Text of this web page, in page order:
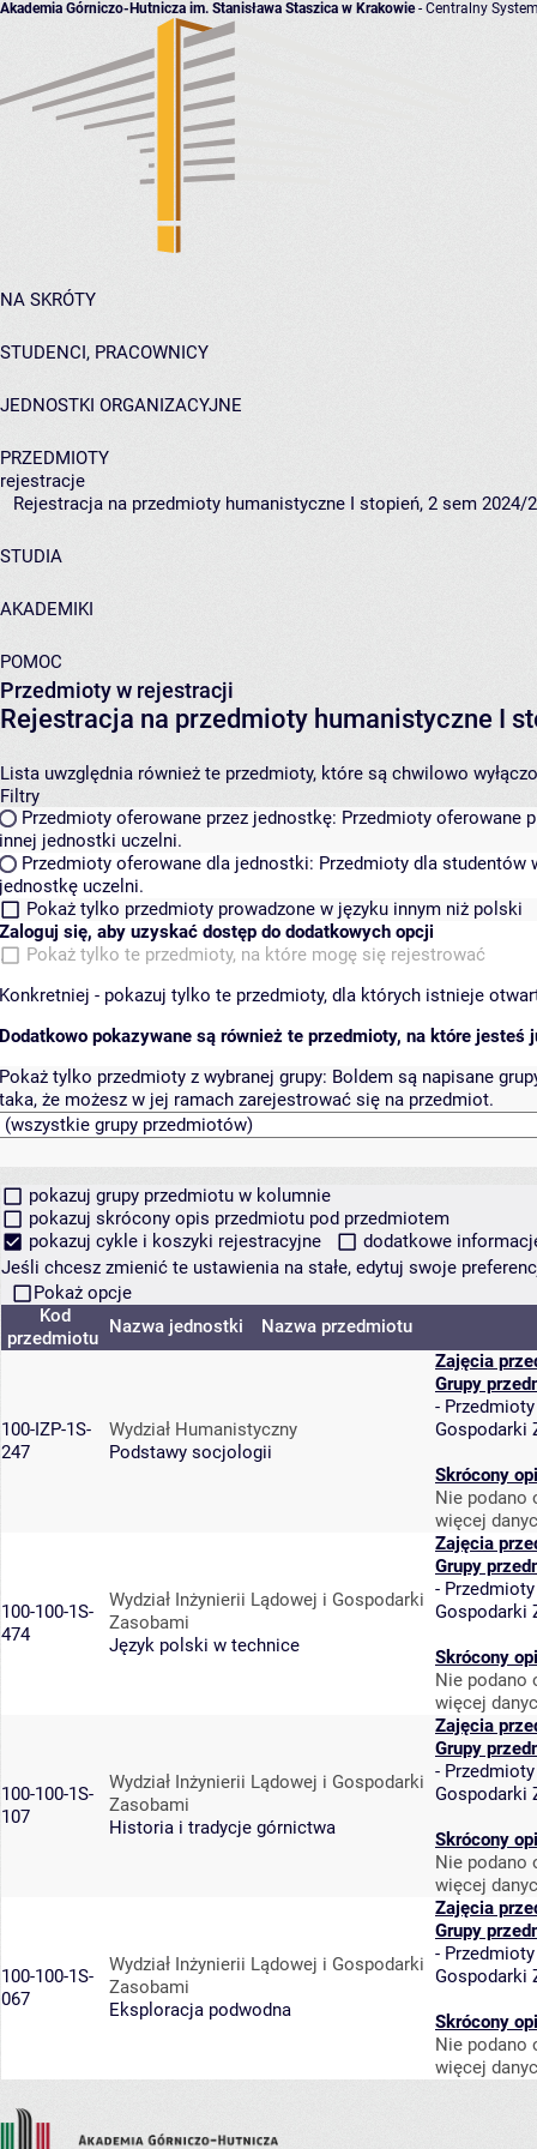
Akademia Górniczo-Hutnicza im. Stanisława Staszica w Krakowie- Centralny
NA SKRÓTY
STUDENCI, PRACOWNICY
JEDNOSTKI ORGANIZACYJNE
PRZEDMIOTY
rejestracje
Rejestracja na przedmioty humanistyczne I stopień, 2 sem 2024/
STUDIA
AKADEMIKI
POMOC
Przedmioty w rejestracji
Rejestracja na przedmioty humanistyczne I
Lista uwzględnia również te przedmioty, które są chwilowo
Filtry
Przedmioty oferowane przez jednostkę: Przedmioty oferowane
innej jednostki uczelni.
Przedmioty oferowane dla jednostki: Przedmioty dla studentów
jednostkę uczelni.
Pokaż tylko przedmioty prowadzone w języku innym niż polski
Zaloguj się, aby uzyskać dostęp do dodatkowych opcji
Pokaż tylko te przedmioty, na które mogę się rejestrować
Konkretniej - pokazuj tylko te przedmioty, dla których istnieje
Dodatkowo pokazywane są również te przedmioty, na które jesteś
Pokaż tylko przedmioty z wybranej grupy: Boldem są napisane
taka, że możesz w jej ramach zarejestrować się na przedmiot.
pokazuj grupy przedmiotu w kolumnie
pokazuj skrócony opis przedmiotu pod przedmiotem
pokazuj cykle i koszyki rejestracyjne
dodatkowe
Jeśli chcesz zmienić te ustawienia na stałe, edytuj swoje
Pokaż opcje
Kod
przedmiotu
Nazwa jednostki Nazwa przedmiotu
100-IZP-1S-
247
Wydział Humanistyczny
Podstawy socjologii
Zajęcia
Grupy
-
Gospodarki
Skrócony
Nie podano
więcej
100-100-1S-
474
Wydział Inżynierii Lądowej i Gospodarki
Zasobami
Język polski w technice
Zajęcia
Grupy
-
Gospodarki
Skrócony
Nie podano
więcej
100-100-1S-
107
Wydział Inżynierii Lądowej i Gospodarki
Zasobami
Historia i tradycje górnictwa
Zajęcia
Grupy
-
Gospodarki
Skrócony
Nie podano
więcej
100-100-1S-
067
Wydział Inżynierii Lądowej i Gospodarki
Zasobami
Eksploracja podwodna
Zajęcia
Grupy
-
Gospodarki
Skrócony
Nie podano
więcej